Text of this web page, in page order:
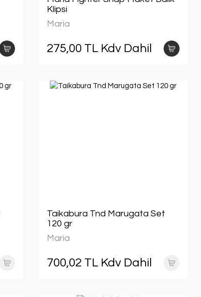
Klipsi
Maria
275,00 TL Kdv Dahil
Taikabura Tnd Marugata Set
120 gr
Maria
700,02 TL Kdv Dahil